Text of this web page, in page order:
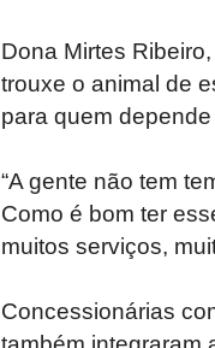
Dona Mirtes
trouxe o animal de
para quem
“A gente não tem
Como é bom ter
muitos serviços,
Concessionárias